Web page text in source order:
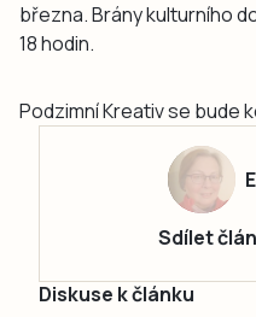
března. Brány kulturního
18 hodin.
Podzimní Kreativ se bude
Sdílet
Diskuse k článku